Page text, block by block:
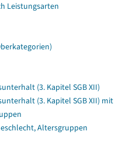
Leistungsarten
(3. Kapitel SGB XII)
(3. Kapitel SGB XII)
Altersgruppen